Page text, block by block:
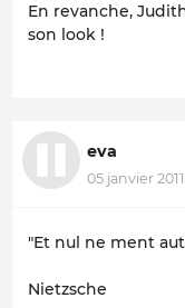
En revanche,
son look !
eva
05 janvier 2011
"Et nul ne ment
Nietzsche